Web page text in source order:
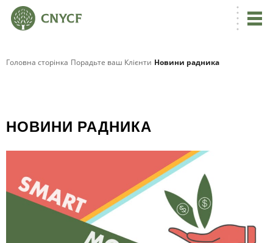
Головна сторінка Порадьте ваш Клієнти Новини радника
НОВИНИ РАДНИКА